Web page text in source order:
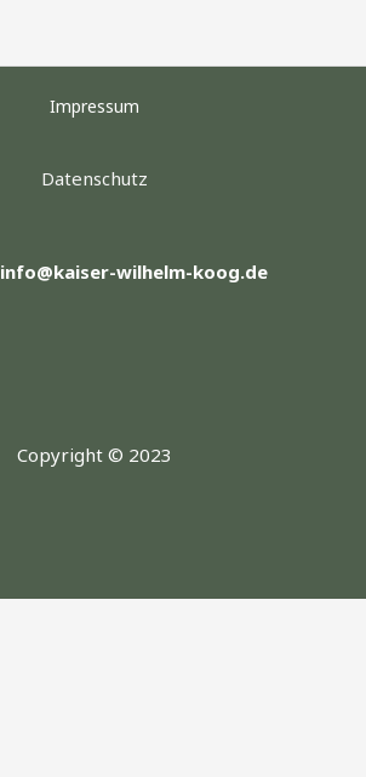
Impressum
Datenschutz
info@kaiser-wilhelm-koog.de
Copyright © 2023